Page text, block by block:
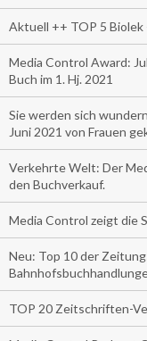
Aktuell ++ TOP 5
Media Control Award:
Buch im 1. Hj. 2021
Sie werden sich
Juni 2021 von Frauen
Verkehrte Welt: Der
den Buchverkauf.
Media Control zeigt die
Neu: Top 10 der
TOP 20 Zeitschriften-